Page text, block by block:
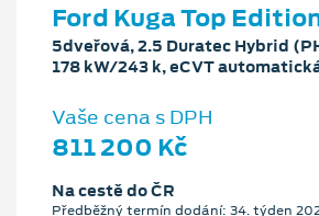
Ford Kuga Top
5dveřová, 2.5 Duratec Hybrid
178 kW/243 k, eCVT
Vaše cena s DPH
811 200 Kč
Na cestě do ČR
Předběžný termín dodání: 34. týden